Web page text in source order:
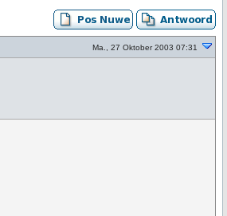
Ma., 27 Oktober 2003 07:31